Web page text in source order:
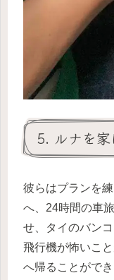
5. ルナを
彼らはプランを
へ、24時間の車
せ、タイのバン
飛行機が怖いこ
へ帰ることがで